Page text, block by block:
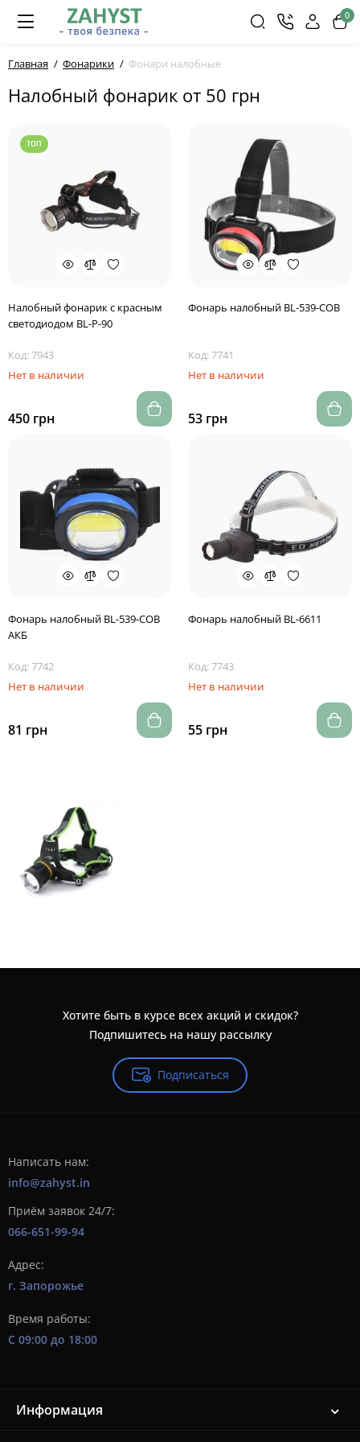
0
Главная Фонарики Фонари налобные
Налобный фонарик от 50 грн
ТОП
Налобный фонарик с красным
светодиодом BL-P-90
Код: 7943
Нет в наличии
450 грн
Фонарь налобный BL-539-COB
Код: 7741
Нет в наличии
53 грн
Фонарь налобный BL-539-COB
АКБ
Код: 7742
Нет в наличии
81 грн
Фонарь налобный BL-6611
Код: 7743
Нет в наличии
55 грн
Хотите быть в курсе всех акций и скидок?
Подпишитесь на нашу рассылку
Подписаться
Написать нам:
info@zahyst.in
Приём заявок 24/7:
066-651-99-94
Адрес:
г. Запорожье
Время работы:
С 09:00 до 18:00
Информация